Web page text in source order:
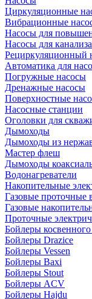
Циркуляционные
Вибрационные
Насосы для
Насосы для
Рециркуляционный
Автоматика для
Погружные насосы
Дренажные насосы
Поверхностные
Насосные станции
Оголовки для
Дымоходы
Дымоходы из
Мастер флеш
Дымоходы
Водонагреватели
Накопительные
Газовые проточные
Газовые
Проточные
Бойлеры косвенного
Бойлеры Drazice
Бойлеры Vessen
Бойлеры Baxi
Бойлеры Stout
Бойлеры ACV
Бойлеры Hajdu